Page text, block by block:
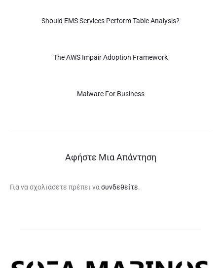
Should EMS Services Perform Table Analysis?
The AWS Impair Adoption Framework
Malware For Business
Αφήστε Μια Απάντηση
Για να σχολιάσετε πρέπει να συνδεθείτε.